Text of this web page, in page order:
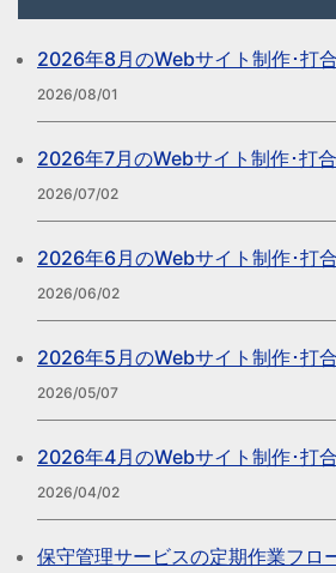
2026年8月のWebサイト制作･打
2026/08/01
2026年7月のWebサイト制作･打
2026/07/02
2026年6月のWebサイト制作･打
2026/06/02
2026年5月のWebサイト制作･打
2026/05/07
2026年4月のWebサイト制作･打
2026/04/02
保守管理サービスの定期作業フロ